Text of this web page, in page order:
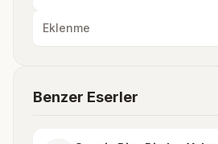
Eklenme
Benzer Eserler